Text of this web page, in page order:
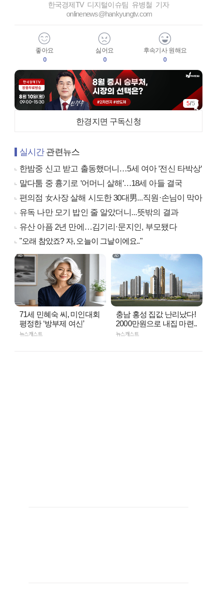
한국경제TV 디지털이슈팀 유병철 기자
onlinenews@hankyungtv.com
좋아요
0
싫어요
0
후속기사 원해요
0
5/5
한경지면 구독신청
실시간관련뉴스
한밤중 신고 받고 출동했더니…5세 여아 '전신 타박상'
말다툼 중 흉기로 '어머니 살해'…18세 아들 결국
편의점 女사장 살해 시도한 30대男...직원·손님이 막아
유독 나만 모기 밥인 줄 알았더니...뜻밖의 결과
유산 아픔 2년 만에…김기리·문지인, 부모됐다
"오래 참았죠? 자, 오늘이 그날이에요.."
71세 민혜숙 씨, 미인대회
평정한 ‘방부제 여신’
뉴스캐스트
충남 홍성 집값 난리났다!
2000만원으로 내집 마련..
뉴스캐스트